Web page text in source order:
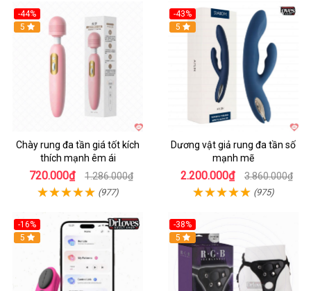
-44%
Hot
5
Chày rung đa tần giá tốt kích
thích mạnh êm ái
720.000₫ 1.286.000₫
(977)
-43%
Hot
5
Dương vật giả rung đa tần số
mạnh mẽ
2.200.000₫ 3.860.000₫
(975)
-16%
Hot
5
-38%
Hot
5